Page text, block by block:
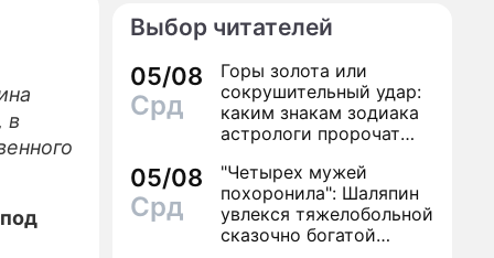
в
Выбор читателей
05/08
Срд
Горы золота или
сокрушительный удар:
каким знакам зодиака
астрологи пророчат
05/08
Срд
"Четырех мужей
похоронила": Шаляпин
увлекся тяжелобольной
сказочно богатой